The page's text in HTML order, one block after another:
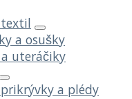
textil
a osušky
uteráčiky
a plédy